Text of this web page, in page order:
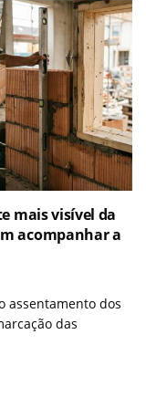
mais visível da
acompanhar a
assentamento dos
das